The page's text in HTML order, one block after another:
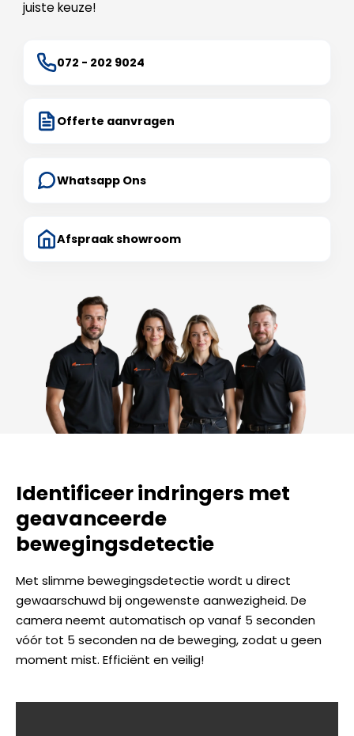
juiste keuze!
072 - 202 9024
Offerte aanvragen
Whatsapp Ons
Afspraak showroom
Identificeer indringers met
geavanceerde
bewegingsdetectie
Met slimme bewegingsdetectie wordt u direct
gewaarschuwd bij ongewenste aanwezigheid. De
camera neemt automatisch op vanaf 5 seconden
vóór tot 5 seconden na de beweging, zodat u geen
moment mist. Efficiënt en veilig!